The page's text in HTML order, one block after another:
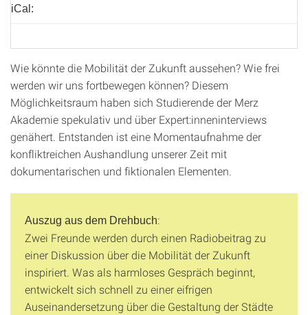
iCal:
Wie könnte die Mobilität der Zukunft aussehen? Wie frei
werden wir uns fortbewegen können? Diesem
Möglichkeitsraum haben sich Studierende der Merz
Akademie spekulativ und über Expert:inneninterviews
genähert. Entstanden ist eine Momentaufnahme der
konfliktreichen Aushandlung unserer Zeit mit
dokumentarischen und fiktionalen Elementen.
Auszug aus dem Drehbuch:
Zwei Freunde werden durch einen Radiobeitrag zu
einer Diskussion über die Mobilität der Zukunft
inspiriert. Was als harmloses Gespräch beginnt,
entwickelt sich schnell zu einer eifrigen
Auseinandersetzung über die Gestaltung der Städte